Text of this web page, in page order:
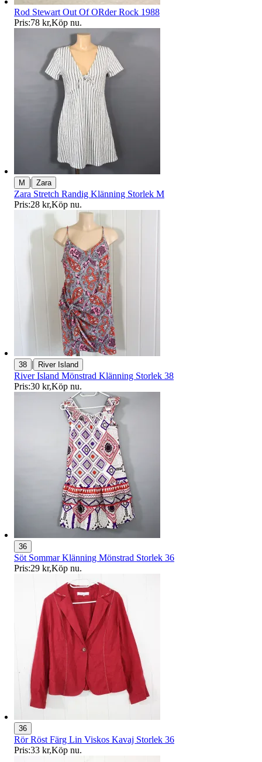
Rod Stewart Out Of ORder Rock 1988
Pris:78 kr,Köp nu.
M | Zara
Zara Stretch Randig Klänning Storlek M
Pris:28 kr,Köp nu.
38 | River Island
River Island Mönstrad Klänning Storlek 38
Pris:30 kr,Köp nu.
36
Söt Sommar Klänning Mönstrad Storlek 36
Pris:29 kr,Köp nu.
36
Rör Röst Färg Lin Viskos Kavaj Storlek 36
Pris:33 kr,Köp nu.